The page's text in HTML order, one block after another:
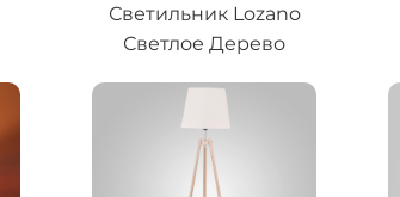
Светильник Lozano
Светлое Дерево